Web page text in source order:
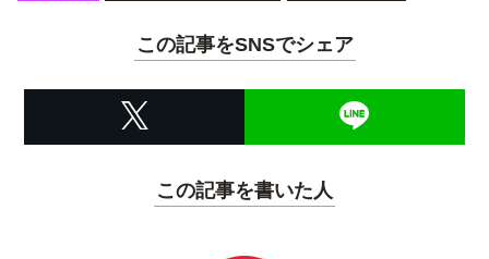
この記事をSNSでシェア
この記事を書いた人